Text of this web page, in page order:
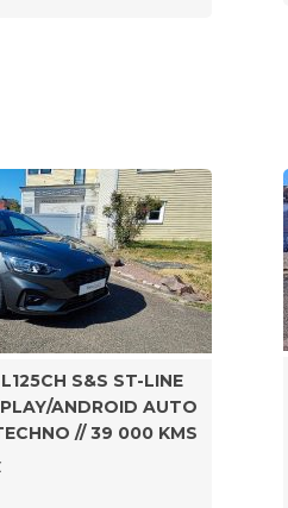
S&S ST-LINE
ANDROID AUTO
// 39 000 KMS